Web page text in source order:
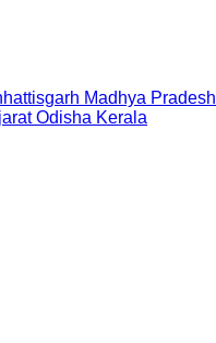
Madhya Pradesh
Odisha Kerala